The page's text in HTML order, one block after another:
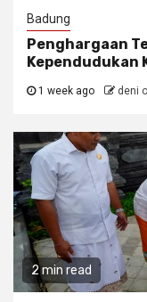
Badung
Penghargaan
Kependudukan
1 week ago deni
2 min read